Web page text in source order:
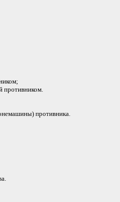
противником.
противника.